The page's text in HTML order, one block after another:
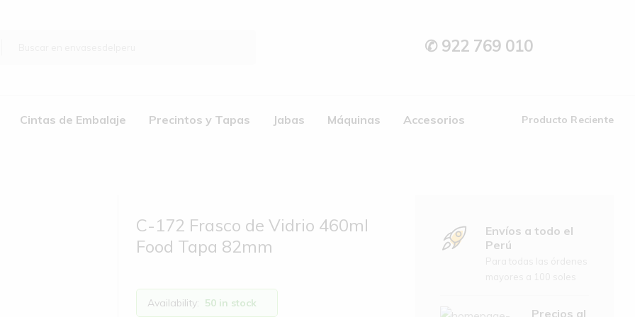
✆ 922 769 010
Cintas de Embalaje Precintos y Tapas Jabas Máquinas Accesorios Producto Reciente
C-172 Frasco de Vidrio 460ml
Food Tapa 82mm
Availability: 50 in stock
Envíos a todo el
Perú
Precios al